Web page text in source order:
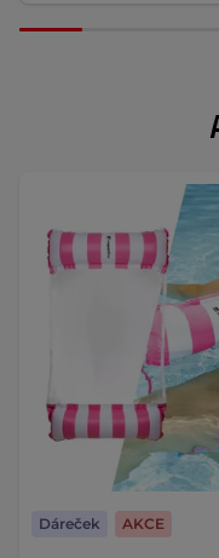
Dáreček AKCE